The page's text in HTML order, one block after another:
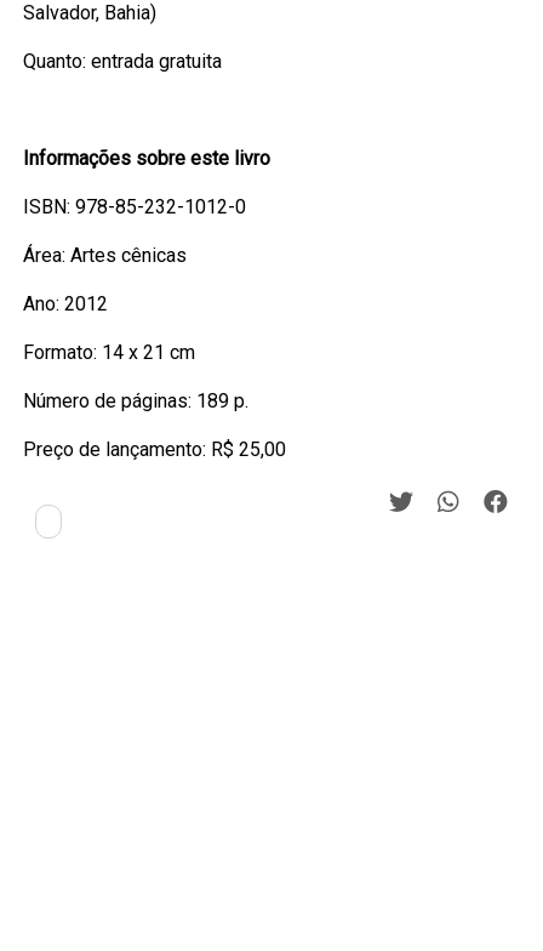
Salvador, Bahia)
Quanto: entrada gratuita
Informações sobre este livro
ISBN: 978-85-232-1012-0
Área: Artes cênicas
Ano: 2012
Formato: 14 x 21 cm
Número de páginas: 189 p.
Preço de lançamento: R$ 25,00